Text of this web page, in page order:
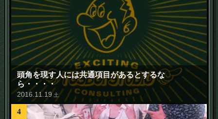
頭角を現す人には共通項目があるとするな
ら・・・・
2016 11 19 土
4